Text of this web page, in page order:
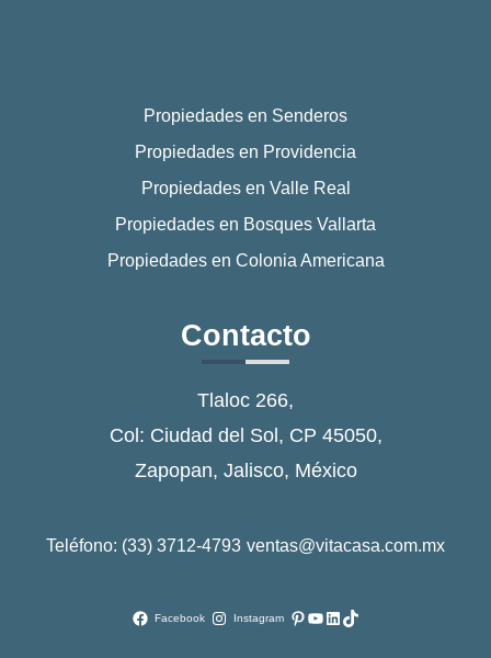
Propiedades en Senderos
Propiedades en Providencia
Propiedades en Valle Real
Propiedades en Bosques Vallarta
Propiedades en Colonia Americana
Contacto
Tlaloc 266,
Col: Ciudad del Sol, CP 45050,
Zapopan, Jalisco, México
Teléfono: (33) 3712-4793 ventas@vitacasa.com.mx
Facebook Instagram Pinterest
YouTube
LinkedIn
TikTok